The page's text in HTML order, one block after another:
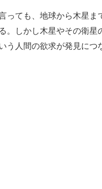
っても、地球から木星ま
。しかし木星やその衛星
う人間の欲求が発見につ